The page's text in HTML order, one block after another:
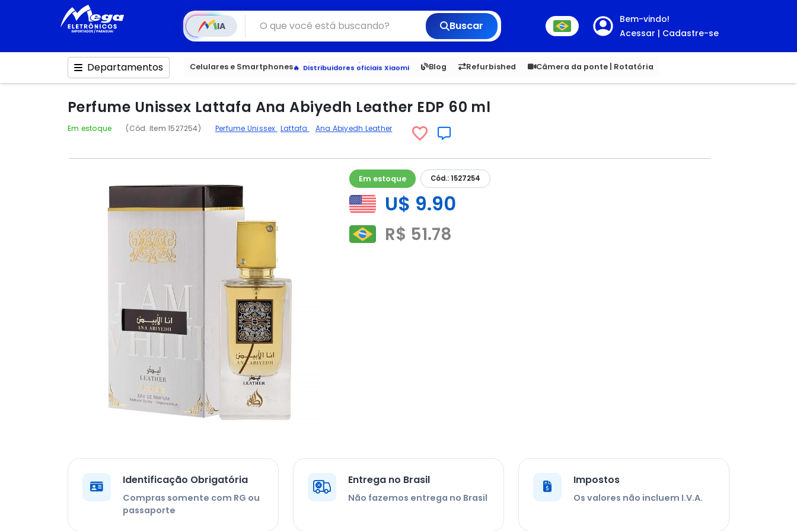
IA Buscar
Bem-vindo!
Acessar | Cadastre-se
Departamentos Celulares e Smartphones
Veja os Lançamentos
Distribuidores oficiais Xiaomi
Blog Refurbished Câmera da ponte | Rotatória
6,050 5.23 1,900 1.00
Perfume Unissex Lattafa Ana Abiyedh Leather EDP 60 ml
Em estoque (Cód. Item 1527254) Perfume Unissex Lattafa Ana Abiyedh Leather
Em estoque Cód.: 1527254
U$ 9.90
R$ 51.78
Identificação Obrigatória
Compras somente com RG ou
passaporte
Entrega no Brasil
Não fazemos entrega no Brasil
Impostos
Os valores não incluem I.V.A.